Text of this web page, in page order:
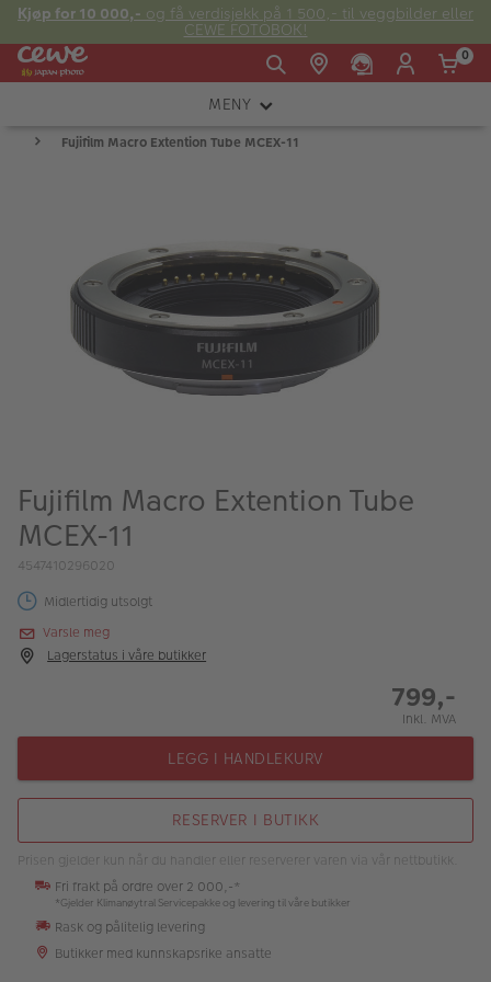
Kjøp for 10 000,- og få verdisjekk på 1 500,- til veggbilder eller
CEWE FOTOBOK!
Fre:
20:00
E-post:
kundeservice@japanphoto.no
0
MENY
KAMERA
LYS OG STUDIO
INSTANTFOTO
ALBUM
Kampanjer
Merker
Lagersalg
Inspirasjon
Butikkoversikt
Fujifilm Macro Extention Tube MCEX-11
Fujifilm Macro Extention Tube
MCEX-11
4547410296020
Midlertidig utsolgt
Varsle meg
Lagerstatus i våre butikker
799,-
Inkl. MVA
LEGG I HANDLEKURV
RESERVER I BUTIKK
Prisen gjelder kun når du handler eller reserverer varen via vår nettbutikk.
Fri frakt på ordre over 2 000,-*
*Gjelder Klimanøytral Servicepakke og levering til våre butikker
Rask og pålitelig levering
Butikker med kunnskapsrike ansatte